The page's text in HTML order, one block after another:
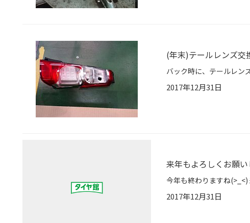
(年末)テールレンズ交
2017年12月31日
来年もよろしくお願い
2017年12月31日